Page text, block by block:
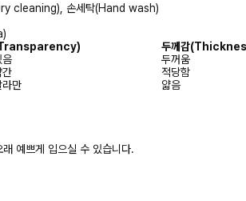
cleaning), 손세탁(Hand wash)
두께감
음
두꺼움
간
적당함
라만
얇음
예쁘게 입으실 수 있습니다.